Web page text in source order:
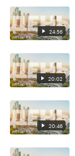
24:56
20:02
20:46